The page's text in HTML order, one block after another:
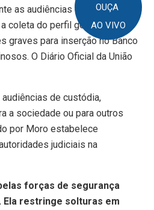
OUÇA
AO VIVO
as audiências de custódia. A
coleta do perfil genético do
graves para inserção no Banco
O Diário Oficial da União
de custódia,
a sociedade ou para outros
por Moro estabelece
judiciais na
forças de segurança
Ela restringe solturas em